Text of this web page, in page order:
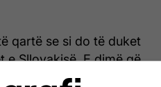
qartë se si do të duket
e Sllovakisë. E dimë që
me kualitetin e tij është